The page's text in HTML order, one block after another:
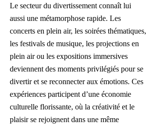
Le secteur du divertissement connaît lui
aussi une métamorphose rapide. Les
concerts en plein air, les soirées thématiques,
les festivals de musique, les projections en
plein air ou les expositions immersives
deviennent des moments privilégiés pour se
divertir et se reconnecter aux émotions. Ces
expériences participent d’une économie
culturelle florissante, où la créativité et le
plaisir se rejoignent dans une même